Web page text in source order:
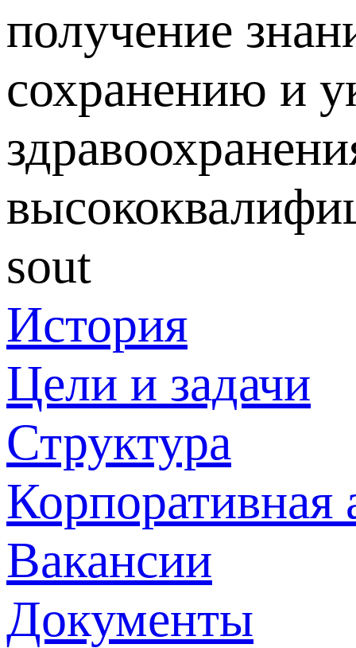
получение
сохранению и
sout
История
Цели и задачи
Структура
Корпоративная
Вакансии
Документы